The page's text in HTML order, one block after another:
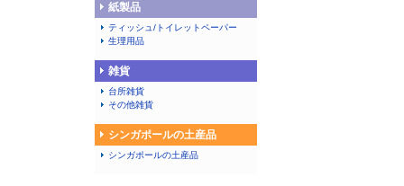
紙製品
ティッシュ/トイレットペーパー
生理用品
雑貨
台所雑貨
その他雑貨
シンガポールの土産品
シンガポールの土産品